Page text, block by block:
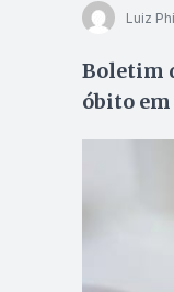
Luiz
Boletim
óbito em